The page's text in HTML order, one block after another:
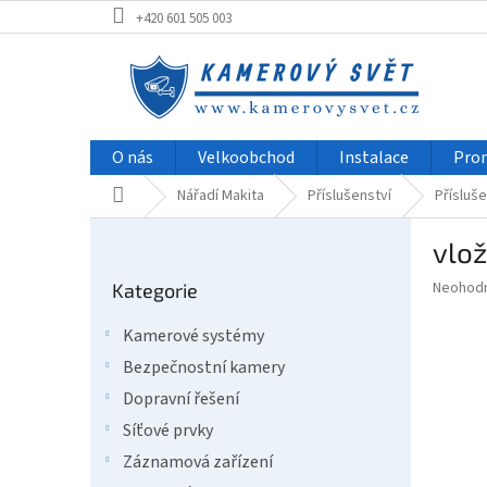
na
+420 601 505 003
O nás Velkoobchod Instalace
Domů Nářadí Makita Příslušenství
kategorie
Kategorie
Kamerové systémy
Bezpečnostní kamery
Dopravní řešení
Síťové prvky
Záznamová zařízení